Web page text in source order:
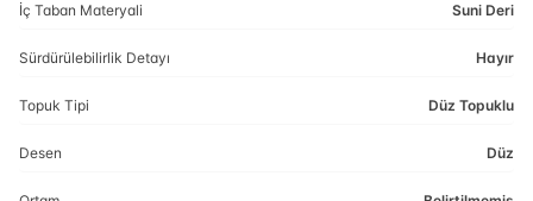
İç Taban Materyali Suni Deri
Sürdürülebilirlik Detayı Hayır
Topuk Tipi Düz Topuklu
Desen Düz